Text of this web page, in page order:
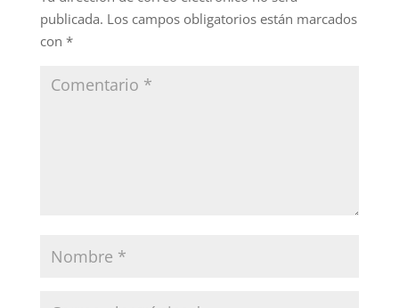
publicada. Los campos obligatorios están marcados
con *